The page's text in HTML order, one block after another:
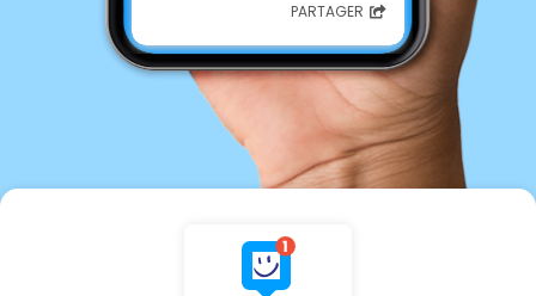
pour tous les jours d'ouverture
Merci de votre
compréhension
PARTAGER